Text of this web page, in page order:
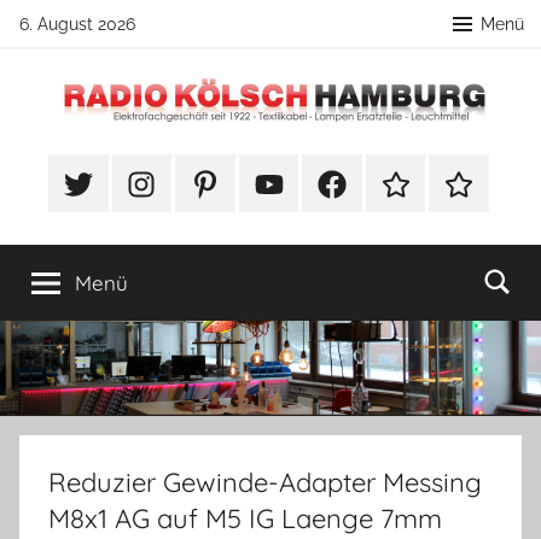
Zum
springen
6. August 2026 Menü
Radio
Hamburg
Lampenbau
#TwitterInstagramPinterestYouTubeFacebookTikTok Webshop
Menü
Reduzier Gewinde-Adapter Messing
M8x1 AG auf M5 IG Laenge 7mm